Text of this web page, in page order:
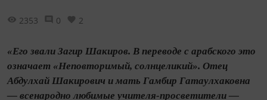
2353 0 2
«Его звали Загир Шакиров. В переводе с арабского это
означает «Неповторимый, солнцеликий». Отец
Абдулхай Шакирович и мать Гамбир Гатаулхаковна
— всенародно любимые учителя-просветители —